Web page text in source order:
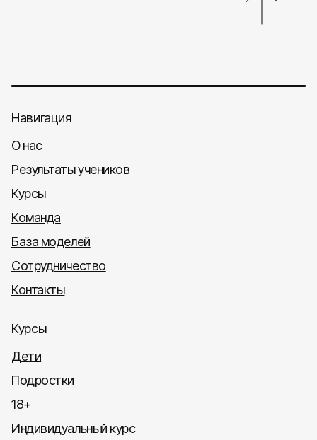
Навигация
О нас
Результаты учеников
Курсы
Команда
База моделей
Сотрудничество
Контакты
Курсы
Дети
Подростки
18+
Индивидуальный курс